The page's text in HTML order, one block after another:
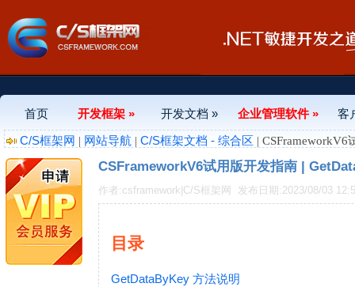
首页 开发框架 » 开发文档 » 企业管理软件 »
客
C/S框架网 | 网站导航 | C/S框架文档 - 综合区 |
CSFrameworkV6试用版开发指南 |
作者:csframework|C/S框架网 发布日期:2023/08/03
目录
GetDataByKey 方法说明